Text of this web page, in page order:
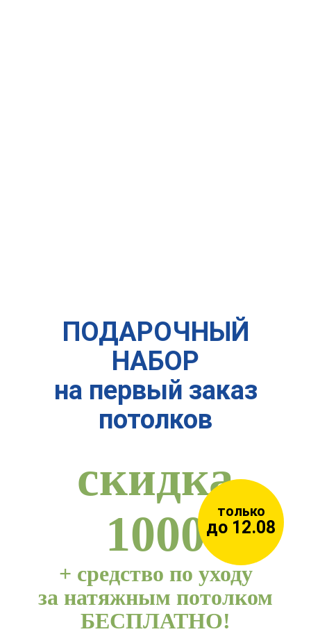
ПОДАРОЧНЫЙ
НАБОР
на первый заказ
потолков
скидка
1000 только
до 12.08
+ средство по уходу
за натяжным потолком
БЕСПЛАТНО!